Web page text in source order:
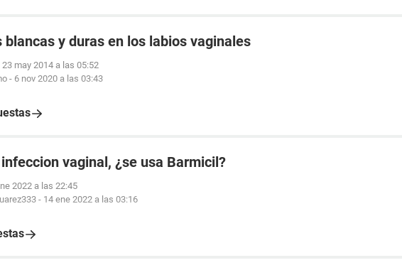
blancas y duras en los labios vaginales
23 may 2014 a las 05:52
- 6 nov 2020 a las 03:43
vaginal, ¿se usa Barmicil?
2022 a las 22:45
- 14 ene 2022 a las 03:16